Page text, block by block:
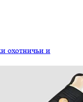
охотничьи и